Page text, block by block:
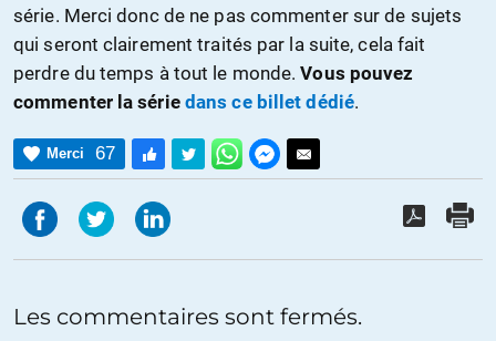
série. Merci donc de ne pas commenter sur de sujets
qui seront clairement traités par la suite, cela fait
perdre du temps à tout le monde.Vous pouvez
commenter la série dans ce billet dédié.
Merci 67
Les commentaires sont fermés.